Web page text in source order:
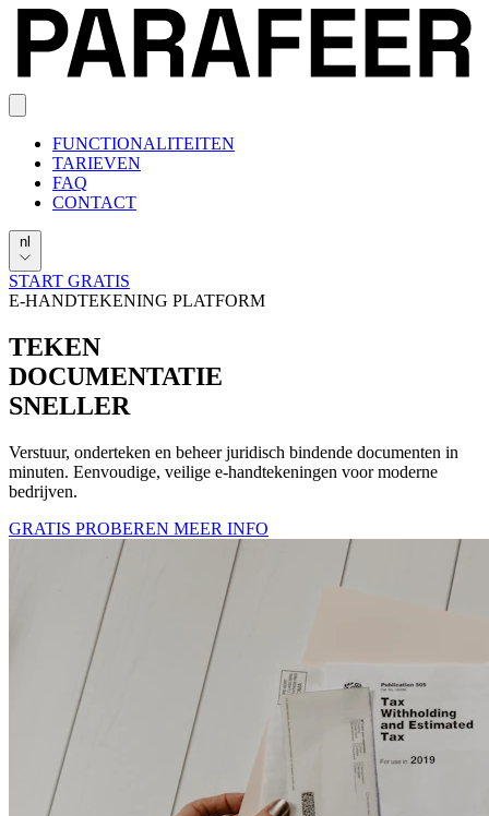
FUNCTIONALITEITEN
TARIEVEN
FAQ
CONTACT
nl
START GRATIS
E-HANDTEKENING PLATFORM
TEKEN
DOCUMENTATIE
SNELLER
Verstuur, onderteken en beheer juridisch bindende documenten in
minuten. Eenvoudige, veilige e-handtekeningen voor moderne
bedrijven.
GRATIS PROBEREN MEER INFO